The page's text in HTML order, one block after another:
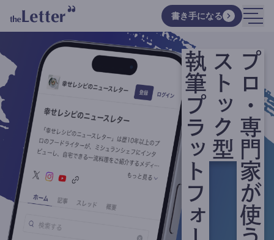
書き手になる
プロ・専門家が使う
ストック型
執筆プラットフォーム